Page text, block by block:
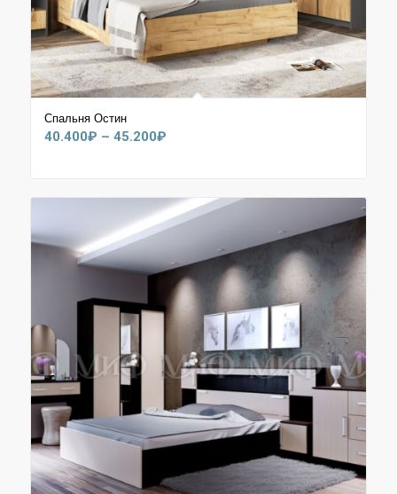
Спальня Остин
40.400₽ – 45.200₽Диапазон
–
45.200₽